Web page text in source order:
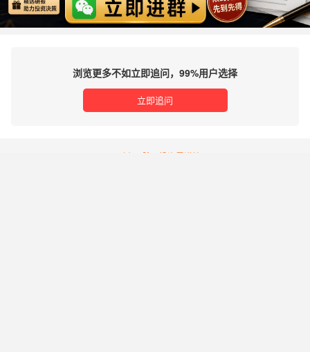
浏览更多不如立即追问，99%用户选择
立即追问
理财有风险，投资需谨慎